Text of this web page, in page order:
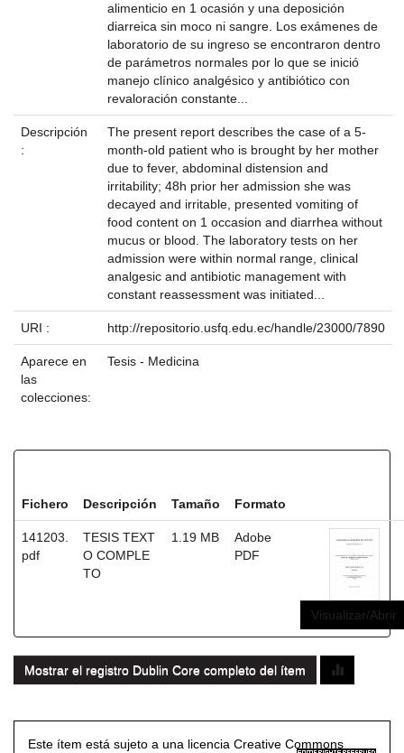
alimenticio en 1 ocasión y una deposición
diarreica sin moco ni sangre. Los exámenes de
laboratorio de su ingreso se encontraron dentro
de parámetros normales por lo que se inició
manejo clínico analgésico y antibiótico con
revaloración constante...
Descripción
:
The present report describes the case of a 5-
month-old patient who is brought by her mother
due to fever, abdominal distension and
irritability; 48h prior her admission she was
decayed and irritable, presented vomiting of
food content on 1 occasion and diarrhea without
mucus or blood. The laboratory tests on her
admission were within normal range, clinical
analgesic and antibiotic management with
constant reassessment was initiated...
URI : http://repositorio.usfq.edu.ec/handle/23000/7890
Aparece en
las
colecciones:
Tesis - Medicina
Fichero Descripción Tamaño Formato
141203.
pdf
TESIS TEXT
O COMPLE
TO
1.19 MB
Adobe
PDF
Visualizar/Abrir
Mostrar el registro Dublin Core completo del ítem
Este ítem está sujeto a una licencia Creative Commons